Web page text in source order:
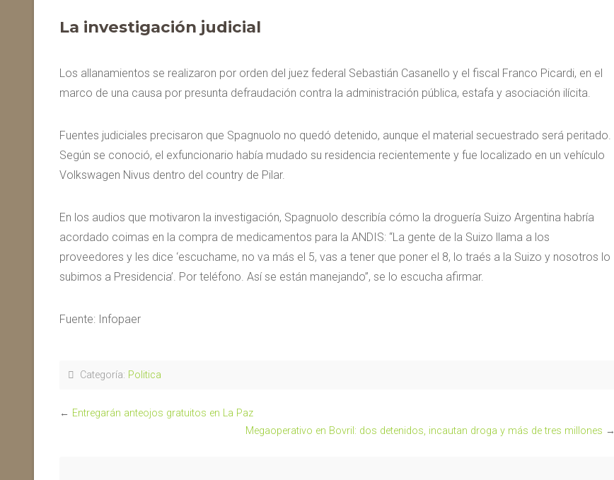
La investigación judicial
Los allanamientos se realizaron por orden del juez federal Sebastián Casanello y el fiscal Franco Picardi, en el
marco de una causa por presunta defraudación contra la administración pública, estafa y asociación ilícita.
Fuentes judiciales precisaron que Spagnuolo no quedó detenido, aunque el material secuestrado será peritado.
Según se conoció, el exfuncionario había mudado su residencia recientemente y fue localizado en un vehículo
Volkswagen Nivus dentro del country de Pilar.
En los audios que motivaron la investigación, Spagnuolo describía cómo la droguería Suizo Argentina habría
acordado coimas en la compra de medicamentos para la ANDIS: “La gente de la Suizo llama a los
proveedores y les dice ‘escuchame, no va más el 5, vas a tener que poner el 8, lo traés a la Suizo y nosotros lo
subimos a Presidencia’. Por teléfono. Así se están manejando”, se lo escucha afirmar.
Fuente: Infopaer
Categoría: Politica
← Entregarán anteojos gratuitos en La Paz
Megaoperativo en Bovril: dos detenidos, incautan droga y más de tres millones →